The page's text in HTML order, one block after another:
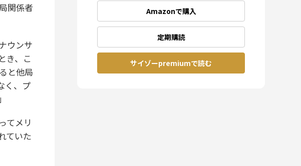
関係者
ウンサ
き、こ
と他局
く、プ
てメリ
ていた
Amazonで購入
定期購読
サイゾーpremiumで読む